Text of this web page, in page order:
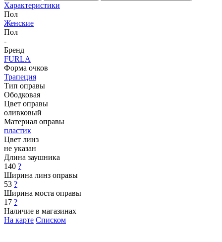
Характеристики
Пол
Женские
Пол
-
Бренд
FURLA
Форма очков
Трапеция
Тип оправы
Ободковая
Цвет оправы
оливковый
Материал оправы
пластик
Цвет линз
не указан
Длина заушника
140 ?
Ширина линз оправы
53 ?
Ширина моста оправы
17 ?
Наличие в магазинах
На карте Списком